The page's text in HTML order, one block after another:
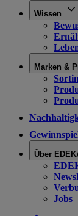
Wissen
Marken &
Über
Jobs